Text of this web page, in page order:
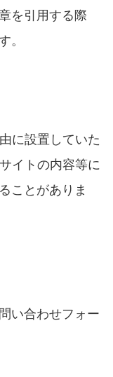
を引用する際
。
に設置していた
イトの内容等に
ことがありま
い合わせフォー